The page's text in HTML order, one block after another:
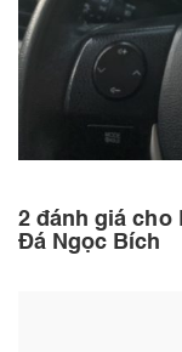
2 đánh giá cho
Đá Ngọc Bích